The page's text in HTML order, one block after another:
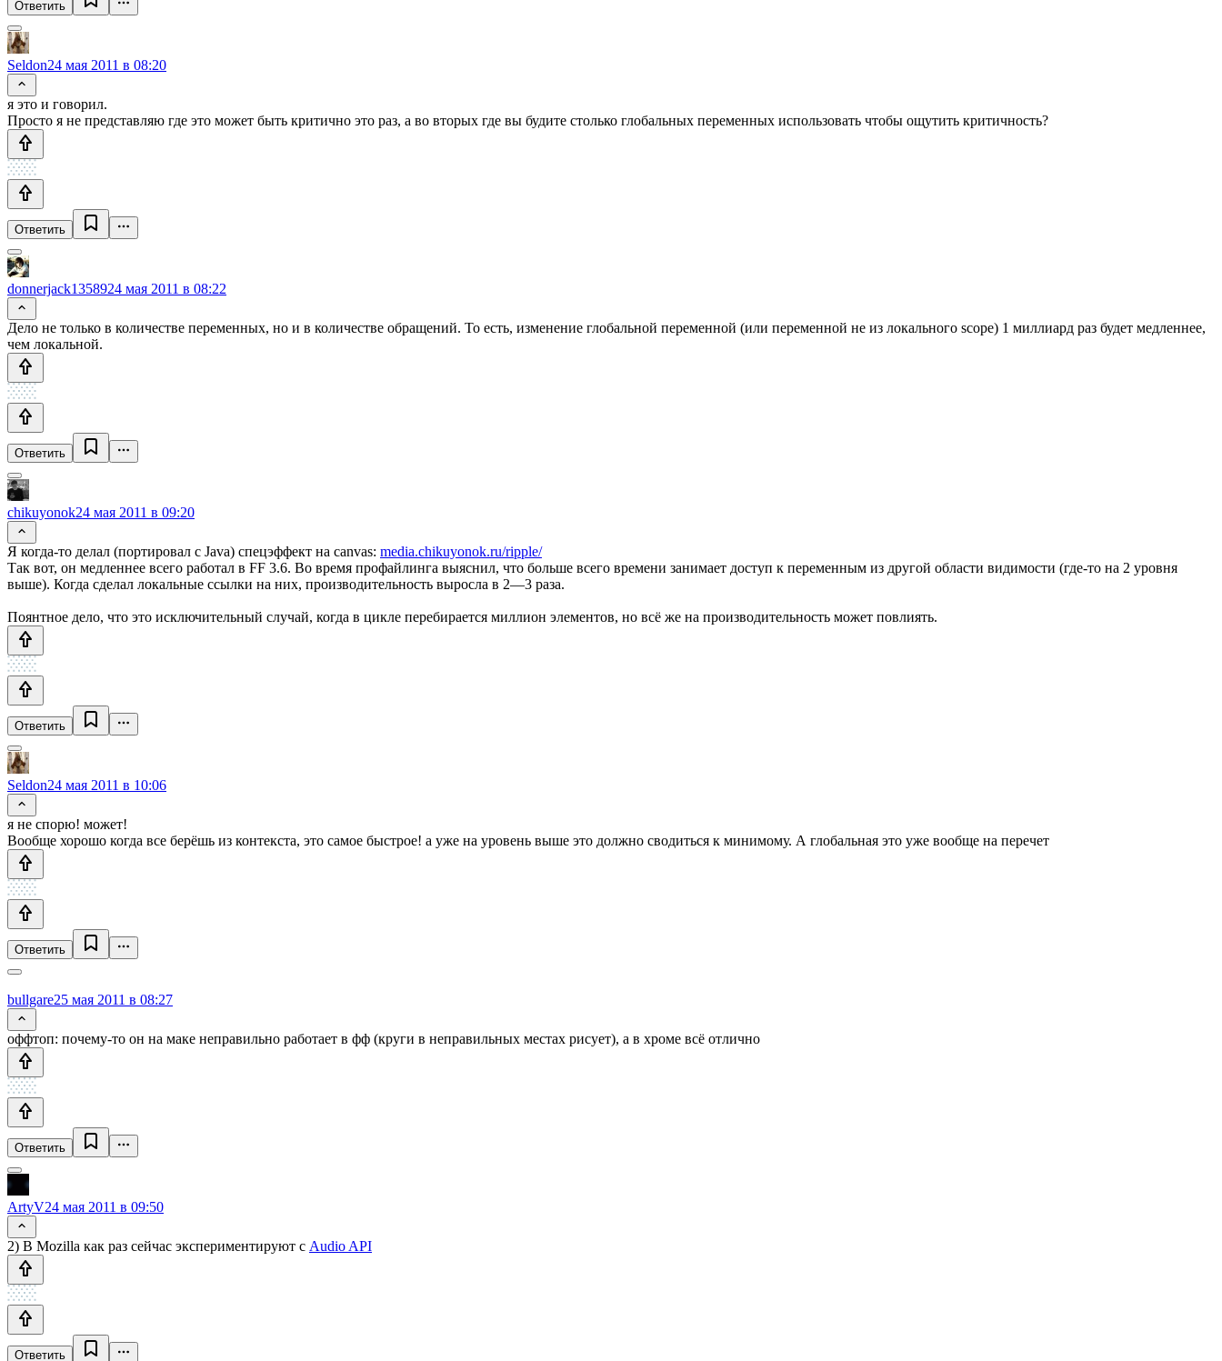
Ответить
Seldon24 мая 2011 в 08:20
я это и говорил.
Просто я не представляю где это может быть критично это раз, а во вторых где вы будите столько глобальных переменных использовать чтобы ощутить критичность?
Ответить
donnerjack1358924 мая 2011 в 08:22
Дело не только в количестве переменных, но и в количестве обращений. То есть, изменение глобальной переменной (или переменной не из локального scope) 1 миллиард раз будет медленнее,
чем локальной.
Ответить
chikuyonok24 мая 2011 в 09:20
Я когда-то делал (портировал с Java) спецэффект на canvas: media.chikuyonok.ru/ripple/
Так вот, он медленнее всего работал в FF 3.6. Во время профайлинга выяснил, что больше всего времени занимает доступ к переменным из другой области видимости (где-то на 2 уровня
выше). Когда сделал локальные ссылки на них, производительность выросла в 2—3 раза.
Поянтное дело, что это исключительный случай, когда в цикле перебирается миллион элементов, но всё же на производительность может повлиять.
Ответить
Seldon24 мая 2011 в 10:06
я не спорю! может!
Вообще хорошо когда все берёшь из контекста, это самое быстрое! а уже на уровень выше это должно сводиться к минимому. А глобальная это уже вообще на перечет
Ответить
bullgare25 мая 2011 в 08:27
оффтоп: почему-то он на маке неправильно работает в фф (круги в неправильных местах рисует), а в хроме всё отлично
Ответить
ArtyV24 мая 2011 в 09:50
2) В Mozilla как раз сейчас экспериментируют с Audio API
Ответить